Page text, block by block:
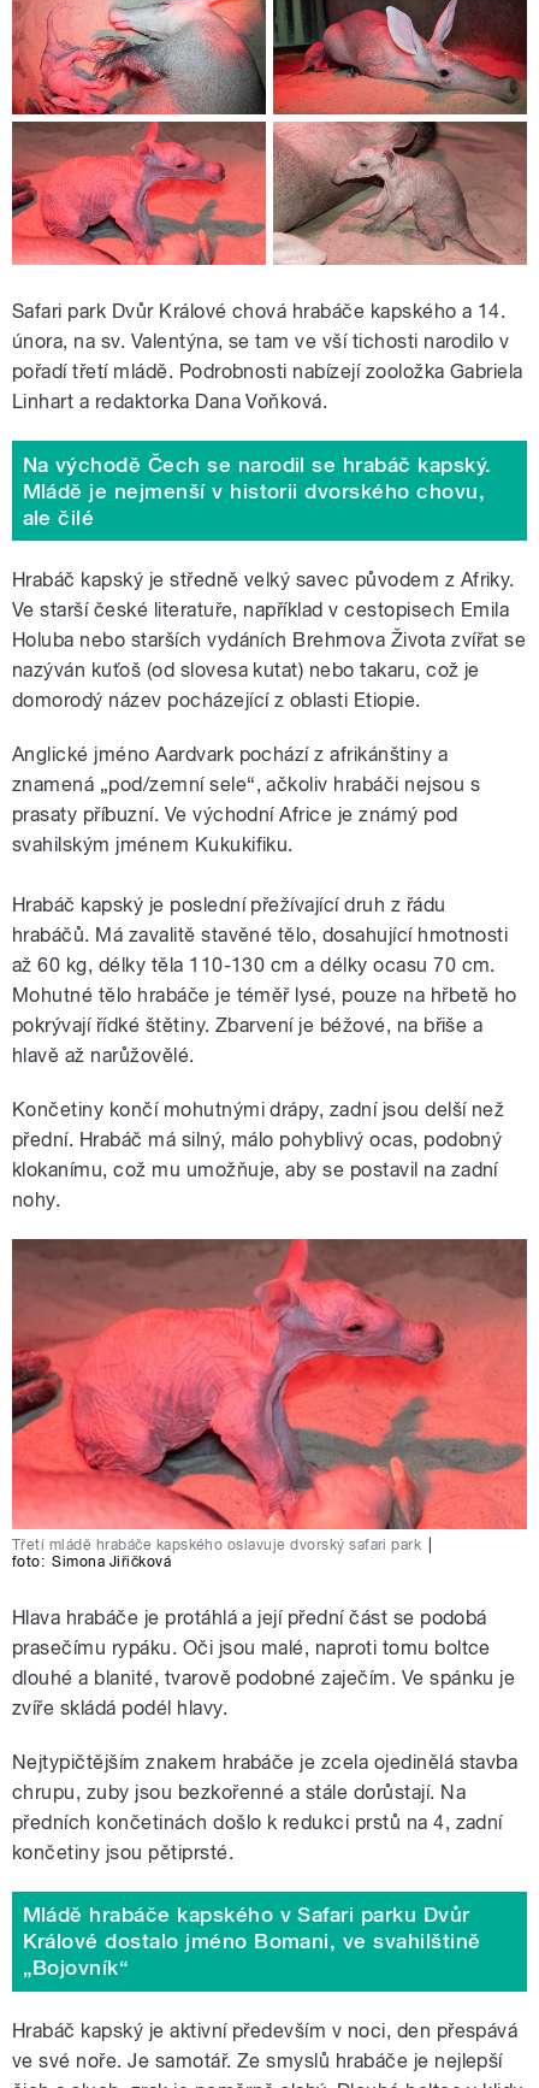
Safari park Dvůr Králové chová hrabáče kapského a 14.
února, na sv. Valentýna, se tam ve vší tichosti narodilo v
pořadí třetí mládě. Podrobnosti nabízejí zooložka Gabriela
Linhart a redaktorka Dana Voňková.
Na východě Čech se narodil se hrabáč kapský.
Mládě je nejmenší v historii dvorského chovu,
ale čilé
Hrabáč kapský je středně velký savec původem z Afriky.
Ve starší české literatuře, například v cestopisech Emila
Holuba nebo starších vydáních Brehmova Života zvířat se
nazýván kuťoš (od slovesa kutat) nebo takaru, což je
domorodý název pocházející z oblasti Etiopie.
Anglické jméno Aardvark pochází z afrikánštiny a
znamená „pod/zemní sele“, ačkoliv hrabáči nejsou s
prasaty příbuzní. Ve východní Africe je známý pod
svahilským jménem Kukukifiku.
Hrabáč kapský je poslední přežívající druh z řádu
hrabáčů. Má zavalitě stavěné tělo, dosahující hmotnosti
až 60 kg, délky těla 110-130 cm a délky ocasu 70 cm.
Mohutné tělo hrabáče je téměř lysé, pouze na hřbetě ho
pokrývají řídké štětiny. Zbarvení je béžové, na břiše a
hlavě až narůžovělé.
Končetiny končí mohutnými drápy, zadní jsou delší než
přední. Hrabáč má silný, málo pohyblivý ocas, podobný
klokanímu, což mu umožňuje, aby se postavil na zadní
nohy.
Třetí mládě hrabáče kapského oslavuje dvorský safari park
foto: Simona Jiřičková
Hlava hrabáče je protáhlá a její přední část se podobá
prasečímu rypáku. Oči jsou malé, naproti tomu boltce
dlouhé a blanité, tvarově podobné zaječím. Ve spánku je
zvíře skládá podél hlavy.
Nejtypičtějším znakem hrabáče je zcela ojedinělá stavba
chrupu, zuby jsou bezkořenné a stále dorůstají. Na
předních končetinách došlo k redukci prstů na 4, zadní
končetiny jsou pětiprsté.
Mládě hrabáče kapského v Safari parku Dvůr
Králové dostalo jméno Bomani, ve svahilštině
„Bojovník“
Hrabáč kapský je aktivní především v noci, den přespává
ve své noře. Je samotář. Ze smyslů hrabáče je nejlepší